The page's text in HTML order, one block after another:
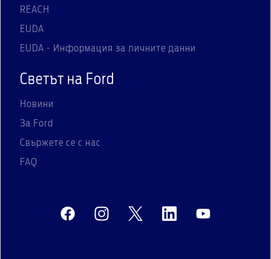
REACH
EUDA
EUDA - Информация за личните данни
Светът на Ford
Новини
За Ford
Свържете се с нас
FAQ